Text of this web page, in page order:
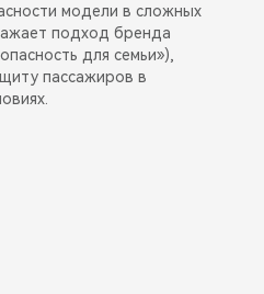
модели в сложных
подход бренда
для семьи»),
пассажиров в